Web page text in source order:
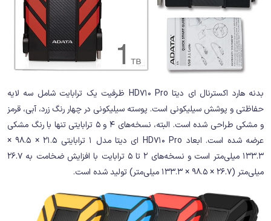
بدنه هارد اکسترنال ای دیتا HD710 Pro ظرفیت یک ترابایت شامل سه لایه
حفاظتی و پوشش سیلیکونی است. پوسته سیلیکونی در چهار رنگ زرد، آبی، قرمز
و مشکی طراحی شده است. البته، نسخه‌های 4 و 5 ترابایتی تنها با رنگ مشکی
عرضه شده است. ابعاد HD710 Pro ای دیتا مدل 1 ترابایتی 21.5 × 98.5 ×
133.3 میلی‌متر است و نسخه‌های 2 تا 5 ترابایت با افزایش ضخامت به 26.7
میلی‌متر (26.7 × 98.5 × 133.3 میلی‌متر) تولید شده است.